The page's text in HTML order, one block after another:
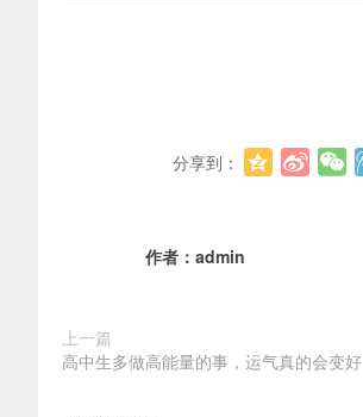
分享到：
作者： admin
上一篇
高中生多做高能量的事，运气真的会变好